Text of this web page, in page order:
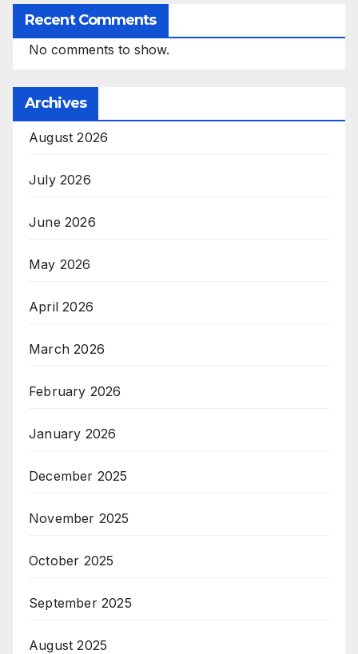
Recent Comments
No comments to show.
Archives
August 2026
July 2026
June 2026
May 2026
April 2026
March 2026
February 2026
January 2026
December 2025
November 2025
October 2025
September 2025
August 2025